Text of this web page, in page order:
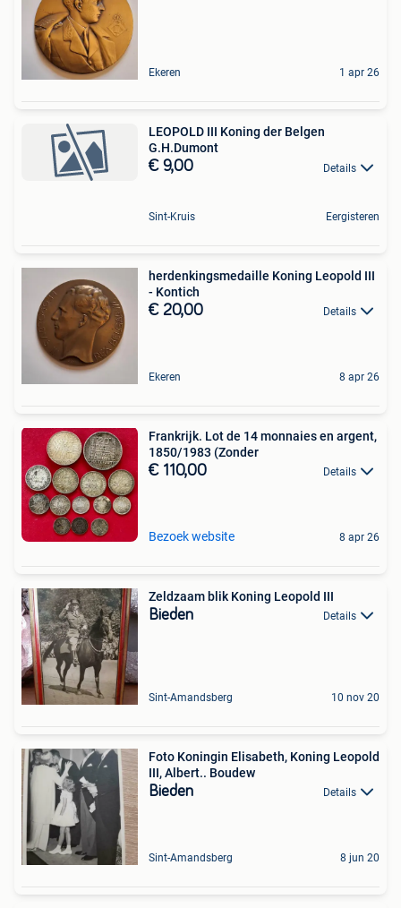
Ekeren 1 apr 26
LEOPOLD III Koning der Belgen
G.H.Dumont
€ 9,00 Details
Sint-Kruis Eergisteren
herdenkingsmedaille Koning Leopold III
- Kontich
€ 20,00 Details
Ekeren 8 apr 26
Frankrijk. Lot de 14 monnaies en argent,
1850/1983 (Zonder
€ 110,00 Details
Bezoek website 8 apr 26
Zeldzaam blik Koning Leopold III
Bieden Details
Sint-Amandsberg 10 nov 20
Foto Koningin Elisabeth, Koning Leopold
III, Albert.. Boudew
Bieden Details
Sint-Amandsberg 8 jun 20